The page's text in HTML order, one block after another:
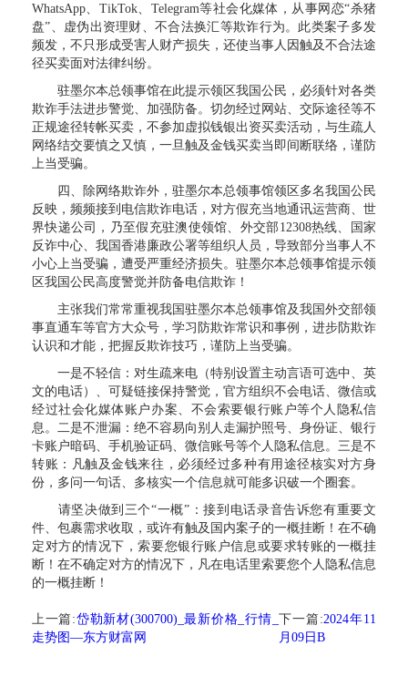
WhatsApp、TikTok、Telegram等社会化媒体，从事网恋“杀猪
盘”、虚伪出资理财、不合法换汇等欺诈行为。此类案子多发
频发，不只形成受害人财产损失，还使当事人因触及不合法途
径买卖面对法律纠纷。
驻墨尔本总领事馆在此提示领区我国公民，必须针对各类
欺诈手法进步警觉、加强防备。切勿经过网站、交际途径等不
正规途径转帐买卖，不参加虚拟钱银出资买卖活动，与生疏人
网络结交要慎之又慎，一旦触及金钱买卖当即间断联络，谨防
上当受骗。
四、除网络欺诈外，驻墨尔本总领事馆领区多名我国公民
反映，频频接到电信欺诈电话，对方假充当地通讯运营商、世
界快递公司，乃至假充驻澳使领馆、外交部12308热线、国家
反诈中心、我国香港廉政公署等组织人员，导致部分当事人不
小心上当受骗，遭受严重经济损失。驻墨尔本总领事馆提示领
区我国公民高度警觉并防备电信欺诈！
主张我们常常重视我国驻墨尔本总领事馆及我国外交部领
事直通车等官方大众号，学习防欺诈常识和事例，进步防欺诈
认识和才能，把握反欺诈技巧，谨防上当受骗。
一是不轻信：对生疏来电（特别设置主动言语可选中、英
文的电话）、可疑链接保持警觉，官方组织不会电话、微信或
经过社会化媒体账户办案、不会索要银行账户等个人隐私信
息。二是不泄漏：绝不容易向别人走漏护照号、身份证、银行
卡账户暗码、手机验证码、微信账号等个人隐私信息。三是不
转账：凡触及金钱来往，必须经过多种有用途径核实对方身
份，多问一句话、多核实一个信息就可能多识破一个圈套。
请坚决做到三个“一概”：接到电话录音告诉您有重要文
件、包裹需求收取，或许有触及国内案子的一概挂断！在不确
定对方的情况下，索要您银行账户信息或要求转账的一概挂
断！在不确定对方的情况下，凡在电话里索要您个人隐私信息
的一概挂断！
上一篇:岱勒新材(300700)_最新价格_行情_
走势图—东方财富网
下一篇:2024年11
月09日B